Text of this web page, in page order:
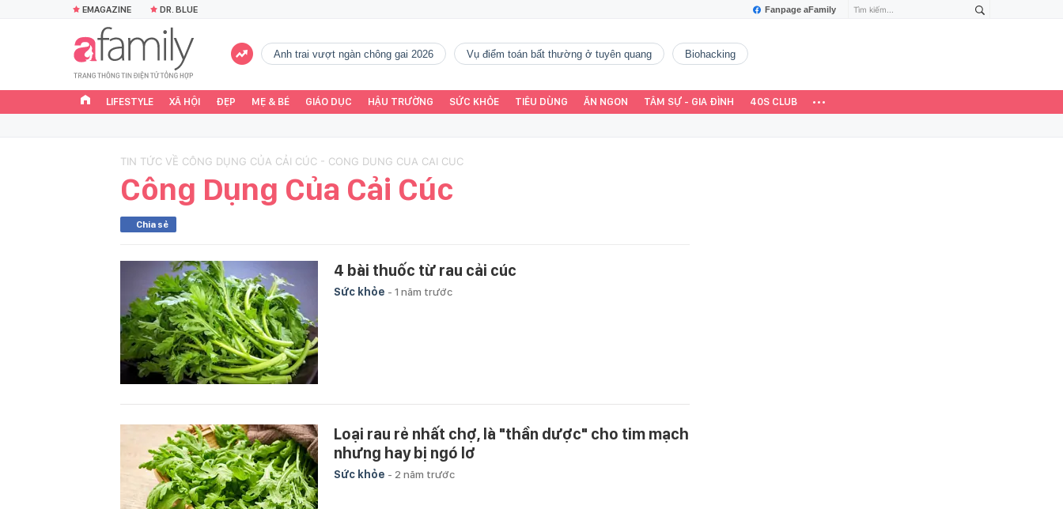
Fanpage aFamily
EMAGAZINE DR. BLUE
Anh trai vượt ngàn chông gai 2026 vụ điểm toán bất thường ở tuyên quang Biohacking
LIFESTYLE XÃ HỘI ĐẸP MẸ & BÉ GIÁO DỤC HẬU TRƯỜNG SỨC KHỎE TIÊU DÙNG ĂN NGON TÂM SỰ - GIA ĐÌNH 40S CLUB
TIN TỨC VỀ CÔNG DỤNG CỦA CẢI CÚC - CONG DUNG CUA CAI CUC
Công Dụng Của Cải Cúc
Chia sẻ
4 bài thuốc từ rau cải cúc
Sức khỏe - 1 năm trước
Loại rau rẻ nhất chợ, là "thần dược" cho tim mạch
nhưng hay bị ngó lơ
Sức khỏe - 2 năm trước